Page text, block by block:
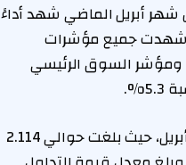
أبريل الماضي شهد أداءً
وشهدت جميع مؤشرات
وبلغت نسبة ارتفاع مؤشر السوق الأول حوالي 4.1%، ومؤشر السوق الرئيسي
وأشار التقرير إلى أن السيولة المطلقة في البورصة شهدت زيادة كبيرة في أبريل، حيث بلغت حوالي 2.114